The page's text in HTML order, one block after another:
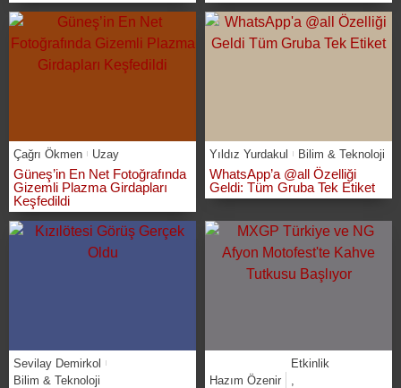
Çağrı Ökmen Uzay
Güneş’in En Net Fotoğrafında
Gizemli Plazma Girdapları
Keşfedildi
Yıldız Yurdakul Bilim & Teknoloji
WhatsApp’a @all Özelliği
Geldi: Tüm Gruba Tek Etiket
Sevilay Demirkol
Bilim & Teknoloji
Hazım Özenir
Etkinlik